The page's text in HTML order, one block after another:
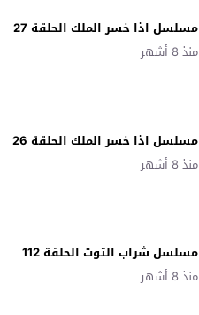
مسلسل اذا خسر الملك الحلقة 27
منذ 8 أشهر
مسلسل اذا خسر الملك الحلقة 26
منذ 8 أشهر
مسلسل شراب التوت الحلقة 112
منذ 8 أشهر